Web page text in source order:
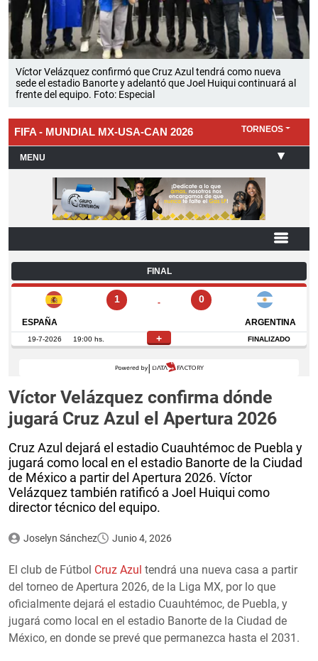
Víctor Velázquez confirmó que Cruz Azul tendrá como nueva
sede el estadio Banorte y adelantó que Joel Huiqui continuará al
frente del equipo. Foto: Especial
Víctor Velázquez confirma dónde
jugará Cruz Azul el Apertura 2026
Cruz Azul dejará el estadio Cuauhtémoc de Puebla y
jugará como local en el estadio Banorte de la Ciudad
de México a partir del Apertura 2026. Víctor
Velázquez también ratificó a Joel Huiqui como
director técnico del equipo.
Joselyn Sánchez Junio 4, 2026
El club de Fútbol Cruz Azul tendrá una nueva casa a partir
del torneo de Apertura 2026, de la Liga MX, por lo que
oficialmente dejará el estadio Cuauhtémoc, de Puebla, y
jugará como local en el estadio Banorte de la Ciudad de
México, en donde se prevé que permanezca hasta el 2031.